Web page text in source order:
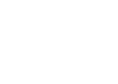
lattiaremonttiin.